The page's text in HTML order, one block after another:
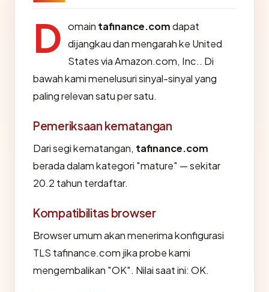
D omain tafinance.comdapat
dijangkau dan mengarah ke United
States via Amazon.com, Inc.. Di
bawah kami menelusuri sinyal-sinyal yang
paling relevan satu per satu.
Pemeriksaan kematangan
Dari segi kematangan, tafinance.com
berada dalam kategori "mature" — sekitar
20.2 tahun terdaftar.
Kompatibilitas browser
Browser umum akan menerima konfigurasi
TLS tafinance.com jika probe kami
mengembalikan "OK". Nilai saat ini: OK.